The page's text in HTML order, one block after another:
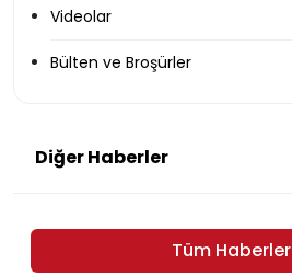
Videolar
Bülten ve Broşürler
Diğer Haberler
Tüm Haberler